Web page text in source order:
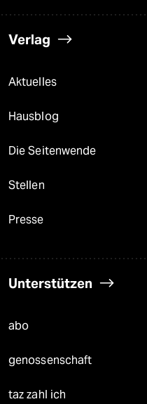
Verlag
Aktuelles
Hausblog
Die Seitenwende
Stellen
Presse
Unterstützen
abo
genossenschaft
taz zahl ich